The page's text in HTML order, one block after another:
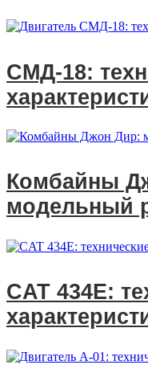
СМД-18:
Комбайны
модельный
CAT 434E: